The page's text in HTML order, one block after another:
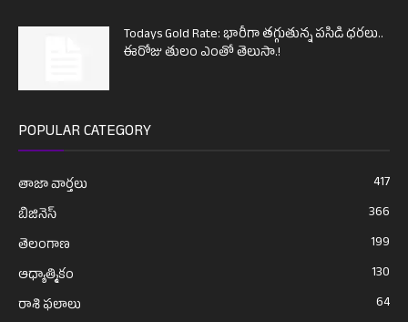
Todays Gold Rate: భారీగా తగ్గుతున్న పసిడి ధరలు..
ఈరోజు తులం ఎంతో తెలుసా.!
POPULAR CATEGORY
తాజా వార్తలు
417
బిజినెస్
366
తెలంగాణ
199
ఆధ్యాత్మికం
130
రాశి ఫలాలు
64